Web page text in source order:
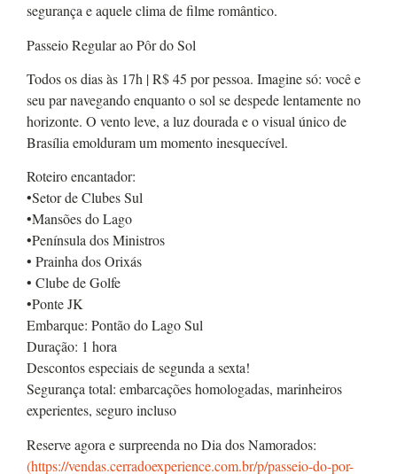
segurança e aquele clima de filme romântico.
Passeio Regular ao Pôr do Sol
Todos os dias às 17h | R$ 45 por pessoa. Imagine só: você e
seu par navegando enquanto o sol se despede lentamente no
horizonte. O vento leve, a luz dourada e o visual único de
Brasília emolduram um momento inesquecível.
Roteiro encantador:
•Setor de Clubes Sul
•Mansões do Lago
•Península dos Ministros
• Prainha dos Orixás
• Clube de Golfe
•Ponte JK
Embarque: Pontão do Lago Sul
Duração: 1 hora
Descontos especiais de segunda a sexta!
Segurança total: embarcações homologadas, marinheiros
experientes, seguro incluso
Reserve agora e surpreenda no Dia dos Namorados:
(https://vendas.cerradoexperience.com.br/p/passeio-do-por-